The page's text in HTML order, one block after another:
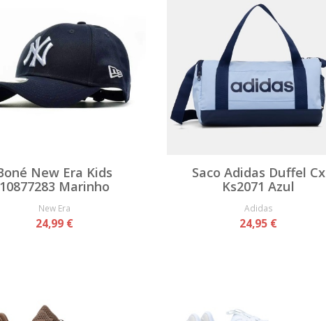
New Era Kids
Marinho
New Era
24,99 €
Saco Adidas Duffel Cx
Ks2071 Azul
Adidas
24,95 €